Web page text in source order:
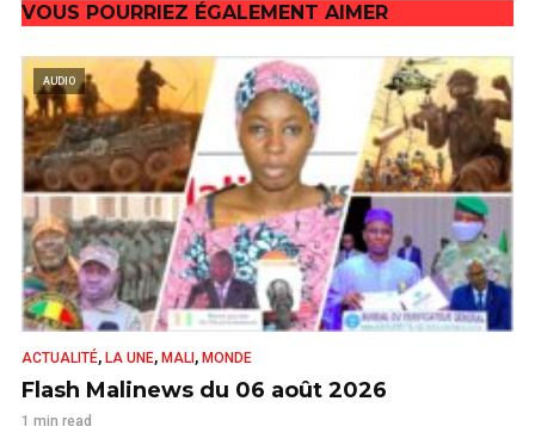
VOUS POURRIEZ ÉGALEMENT AIMER
AUDIO
ACTUALITÉ, LA UNE, MALI , MONDE
Flash Malinews du 06 août 2026
1 min read